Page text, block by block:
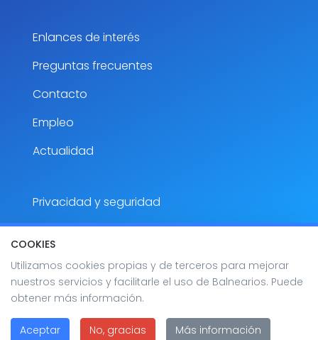
Enlances de interés
Preguntas frecuentes
Contacto
Empleo
Actualidad
Privacidad y seguridad
Aviso Legal
Accesibilidad
Mapa del sitio
COOKIES
Utilizamos cookies propias y de terceros para mejorar
nuestros servicios y facilitarle el uso de Balnearios. Puede
obtener más información.
Aceptar No, gracias Más información